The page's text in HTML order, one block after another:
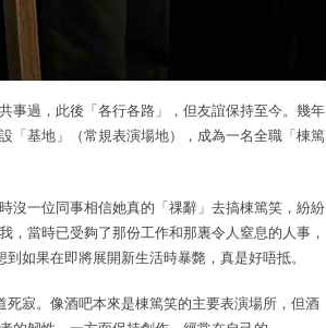
事過，此後「各行各路」，但友誼保持至今。幾年
「基地」（常規表演場地），成為一名全職「棟篤
沒一位同事相信她真的「祼辭」去搞棟篤笑，紛紛
當時已受夠了那份工作和那裏令人窒息的人事，
如果在即將展開新生活時暴斃，真是好唔抵。
寂。像酒吧本來是棟篤笑的主要表演場所，但酒